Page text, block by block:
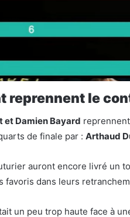
reprennent le
et Damien Bayard
de finale par : Arthaud
auront encore livré un
favoris dans leurs
un peu trop haute face à